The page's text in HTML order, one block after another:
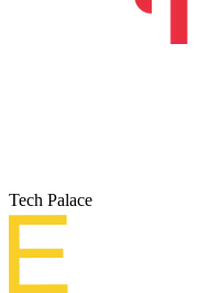
Tech Palace